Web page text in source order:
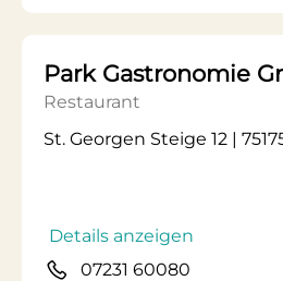
Park Gastronomie
Restaurant
St. Georgen Steige 12 |
Details anzeigen
07231 60080